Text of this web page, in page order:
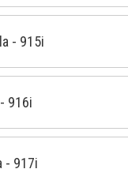
- 915i
916i
- 917i